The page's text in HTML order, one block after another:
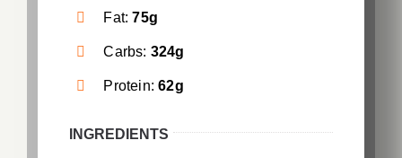
Fat:75g
Carbs: 324g
Protein:62g
INGREDIENTS